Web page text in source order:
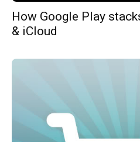
How Google Play
& iCloud